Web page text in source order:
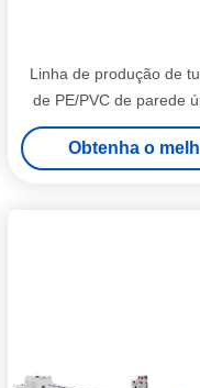
Linha de produção de
de PE/PVC de parede
mm com
Obtenha o